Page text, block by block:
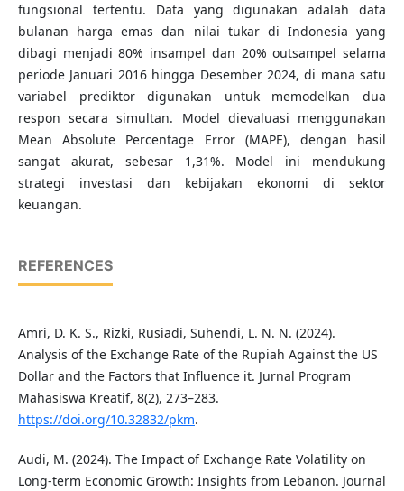
fungsional tertentu. Data yang digunakan adalah data
bulanan harga emas dan nilai tukar di Indonesia yang
dibagi menjadi 80% insampel dan 20% outsampel selama
periode Januari 2016 hingga Desember 2024, di mana satu
variabel prediktor digunakan untuk memodelkan dua
respon secara simultan. Model dievaluasi menggunakan
Mean Absolute Percentage Error (MAPE), dengan hasil
sangat akurat, sebesar 1,31%. Model ini mendukung
strategi investasi dan kebijakan ekonomi di sektor
keuangan.
REFERENCES
Amri, D. K. S., Rizki, Rusiadi, Suhendi, L. N. N. (2024).
Analysis of the Exchange Rate of the Rupiah Against the US
Dollar and the Factors that Influence it. Jurnal Program
Mahasiswa Kreatif, 8(2), 273–283.
https://doi.org/10.32832/pkm.
Audi, M. (2024). The Impact of Exchange Rate Volatility on
Long-term Economic Growth: Insights from Lebanon. Journal